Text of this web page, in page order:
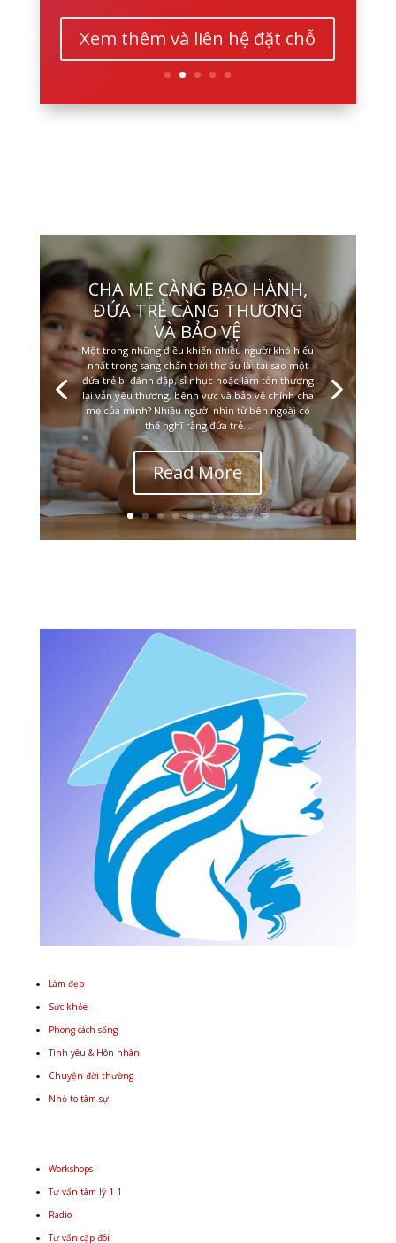
Xem thêm và liên hệ đặt chỗ
CHA MẸ CÀNG BẠO HÀNH,
ĐỨA TRẺ CÀNG THƯƠNG
VÀ BẢO VỆ
Một trong những điều khiến nhiều người khó hiểu
nhất trong sang chấn thời thơ ấu là: tại sao một
đứa trẻ bị đánh đập, sỉ nhục hoặc làm tổn thương
lại vẫn yêu thương, bênh vực và bảo vệ chính cha
mẹ của mình? Nhiều người nhìn từ bên ngoài có
thể nghĩ rằng đứa trẻ...
Read More
Làm đẹp
Sức khỏe
Phong cách sống
Tình yêu & Hôn nhân
Chuyện đời thường
Nhỏ to tâm sự
Workshops
Tư vấn tâm lý 1-1
Radio
Tư vấn cặp đôi